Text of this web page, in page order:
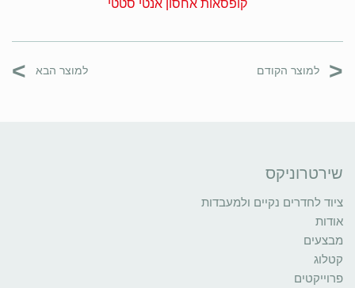
קופסאות אחסון אנטי סטטי
< למוצר הקודם למוצר הבא >
שירטרוניקס
ציוד לחדרים נקיים ולמעבדות
אודות
מבצעים
קטלוג
פרוייקטים